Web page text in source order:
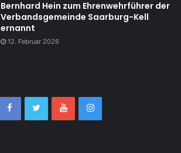
Bernhard Hein zum Ehrenwehrführer der
Verbandsgemeinde Saarburg-Kell
ernannt
12. Februar 2026